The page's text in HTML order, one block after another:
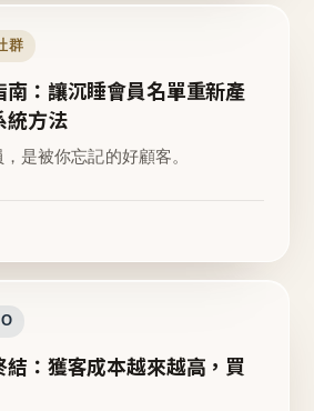
群
南：讓沉睡會員名單重新產
統方法
是被你忘記的好顧客。
：獲客成本越來越高，買